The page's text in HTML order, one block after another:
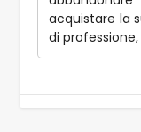
acquistare la
di